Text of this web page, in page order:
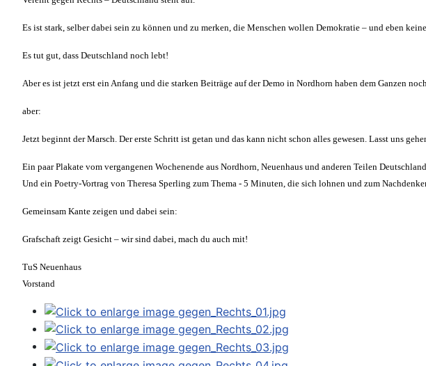
Es ist stark, selber dabei sein zu können und zu merken, die Menschen wollen Demokratie – und eben
Es tut gut, dass Deutschland noch lebt!
Aber es ist jetzt erst ein Anfang und die starken Beiträge auf der Demo in Nordhorn haben dem Ganzen
aber:
Jetzt beginnt der Marsch. Der erste Schritt ist getan und das kann nicht schon alles gewesen. Lasst uns
Ein paar Plakate vom vergangenen Wochenende aus Nordhorn, Neuenhaus und anderen Teilen
Und ein Poetry-Vortrag von Theresa Sperling zum Thema - 5 Minuten, die sich lohnen und zum
Gemeinsam Kante zeigen und dabei sein:
Grafschaft zeigt Gesicht – wir sind dabei, mach du auch mit!
TuS Neuenhaus
Vorstand